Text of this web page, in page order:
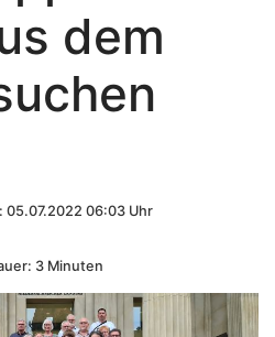
dem
06:03 Uhr
3 Minuten